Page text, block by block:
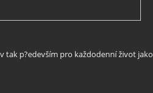
tak p?edevším pro každodenní život jako